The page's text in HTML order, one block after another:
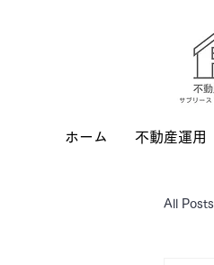
ホーム 不動産運用
All Posts